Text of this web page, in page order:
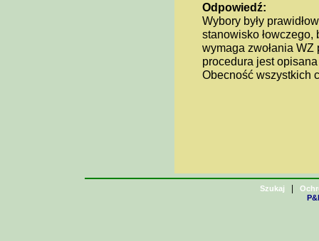
Odpowiedź:
Wybory były
stanowisko łowczego,
wymaga zwołania WZ
procedura jest
Obecność wszystkich
Szukaj